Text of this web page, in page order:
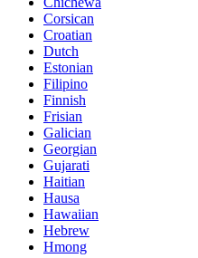
Corsican
Croatian
Dutch
Estonian
Filipino
Finnish
Frisian
Galician
Georgian
Gujarati
Haitian
Hausa
Hawaiian
Hebrew
Hmong